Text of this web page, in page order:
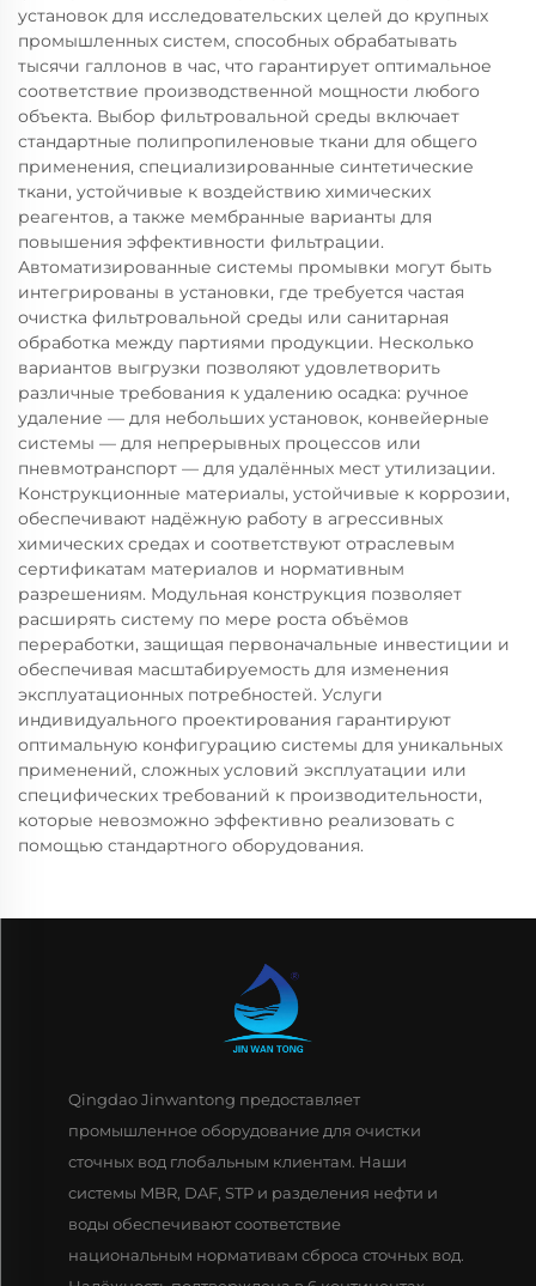
установок для исследовательских целей до крупных
промышленных систем, способных обрабатывать
тысячи галлонов в час, что гарантирует оптимальное
соответствие производственной мощности любого
объекта. Выбор фильтровальной среды включает
стандартные полипропиленовые ткани для общего
применения, специализированные синтетические
ткани, устойчивые к воздействию химических
реагентов, а также мембранные варианты для
повышения эффективности фильтрации.
Автоматизированные системы промывки могут быть
интегрированы в установки, где требуется частая
очистка фильтровальной среды или санитарная
обработка между партиями продукции. Несколько
вариантов выгрузки позволяют удовлетворить
различные требования к удалению осадка: ручное
удаление — для небольших установок, конвейерные
системы — для непрерывных процессов или
пневмотранспорт — для удалённых мест утилизации.
Конструкционные материалы, устойчивые к коррозии,
обеспечивают надёжную работу в агрессивных
химических средах и соответствуют отраслевым
сертификатам материалов и нормативным
разрешениям. Модульная конструкция позволяет
расширять систему по мере роста объёмов
переработки, защищая первоначальные инвестиции и
обеспечивая масштабируемость для изменения
эксплуатационных потребностей. Услуги
индивидуального проектирования гарантируют
оптимальную конфигурацию системы для уникальных
применений, сложных условий эксплуатации или
специфических требований к производительности,
которые невозможно эффективно реализовать с
помощью стандартного оборудования.
Qingdao Jinwantong предоставляет
промышленное оборудование для очистки
сточных вод глобальным клиентам. Наши
системы MBR, DAF, STP и разделения нефти и
воды обеспечивают соответствие
национальным нормативам сброса сточных вод.